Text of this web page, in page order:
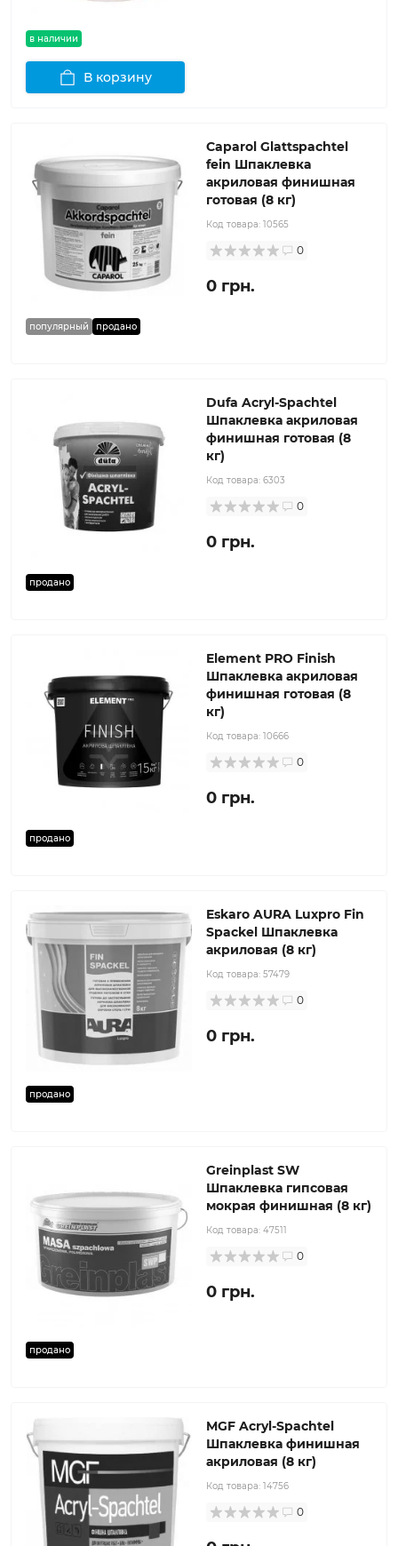
в наличии
В корзину
популярный продано
Caparol Glattspachtel
fein Шпаклевка
акриловая финишная
готовая (8 кг)
Код товара: 10565
0
0 грн.
продано
Dufa Acryl-Spachtel
Шпаклевка акриловая
финишная готовая (8
кг)
Код товара: 6303
0
0 грн.
продано
Element PRO Finish
Шпаклевка акриловая
финишная готовая (8
кг)
Код товара: 10666
0
0 грн.
продано
Eskaro AURA Luxpro Fin
Spackel Шпаклевка
акриловая (8 кг)
Код товара: 57479
0
0 грн.
продано
Greinplast SW
Шпаклевка гипсовая
мокрая финишная (8 кг)
Код товара: 47511
0
0 грн.
MGF Acryl-Spachtel
Шпаклевка финишная
акриловая (8 кг)
Код товара: 14756
0